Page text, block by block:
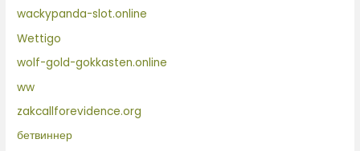
wackypanda-slot.online
Wettigo
wolf-gold-gokkasten.online
ww
zakcallforevidence.org
бетвиннер